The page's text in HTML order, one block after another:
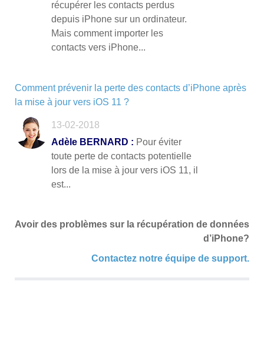
récupérer les contacts perdus
depuis iPhone sur un ordinateur.
Mais comment importer les
contacts vers iPhone...
Comment prévenir la perte des contacts d’iPhone après
la mise à jour vers iOS 11 ?
13-02-2018
Adèle BERNARD : Pour éviter
toute perte de contacts potentielle
lors de la mise à jour vers iOS 11, il
est...
Avoir des problèmes sur la récupération de données
d’iPhone?
Contactez notre équipe de support.